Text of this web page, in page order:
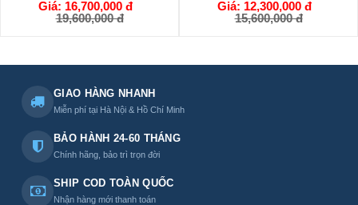
Giá: 12,300,000 đ
GIỎ HÀNG
Giá:
GIỎ HÀNG
GIAO HÀNG NHANH
Miễn phí tại Hà Nội & Hồ Chí Minh
BẢO HÀNH 24-60 THÁNG
Chính hãng, bảo trì trọn đời
SHIP COD TOÀN QUỐC
Nhận hàng mới thanh toán